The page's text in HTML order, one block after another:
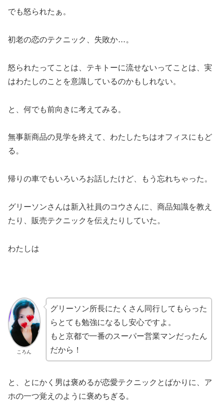
でも怒られたぁ。
初老の恋のテクニック、失敗か…。
怒られたってことは、テキトーに流せないってことは、実
はわたしのことを意識しているのかもしれない。
と、何でも前向きに考えてみる。
無事新商品の見学を終えて、わたしたちはオフィスにもど
る。
帰りの車でもいろいろお話したけど、もう忘れちゃった。
グリーソンさんは新入社員のコウさんに、商品知識を教え
たり、販売テクニックを伝えたりしていた。
わたしは
ころん
グリーソン所長にたくさん同行してもらった
らとても勉強になるし安心ですよ。
もと京都で一番のスーパー営業マンだったん
だから！
と、とにかく男は褒めるが恋愛テクニックとばかりに、ア
ホの一つ覚えのように褒めちぎる。